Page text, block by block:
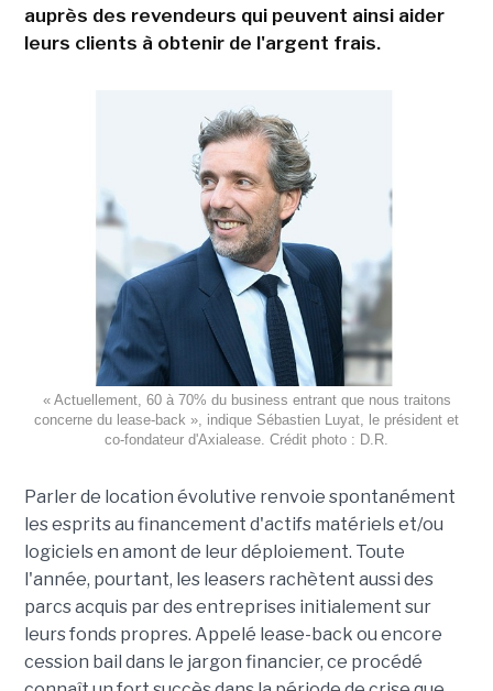
auprès des revendeurs qui peuvent ainsi aider
leurs clients à obtenir de l'argent frais.
« Actuellement, 60 à 70% du business entrant que nous traitons
concerne du lease-back », indique Sébastien Luyat, le président et
co-fondateur d'Axialease. Crédit photo : D.R.
Parler de location évolutive renvoie spontanément
les esprits au financement d'actifs matériels et/ou
logiciels en amont de leur déploiement. Toute
l'année, pourtant, les leasers rachètent aussi des
parcs acquis par des entreprises initialement sur
leurs fonds propres. Appelé lease-back ou encore
cession bail dans le jargon financier, ce procédé